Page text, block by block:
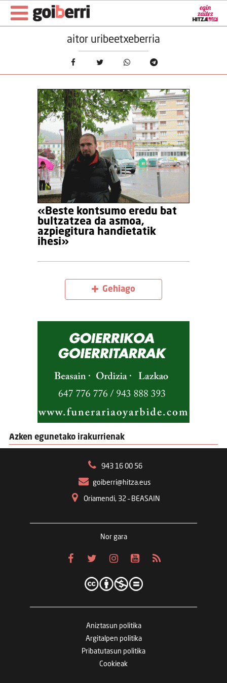
aitor uribeetxeberria
«Beste kontsumo eredu bat
bultzatzea da asmoa,
azpiegitura handietatik
ihesi»
Gehiago
Azken egunetako irakurrienak
943 16 00 56
goiberri@hitza.eus
Oriamendi, 32 – BEASAIN
Nor gara
Aniztasun politika
Argitalpen politika
Pribatutasun politika
Cookieak